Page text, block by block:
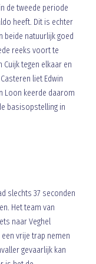
de tweede periode
heeft. Dit is echter
beide natuurlijk goed
reeks voort te
tegen elkaar en
liet Edwin
Loon keerde daarom
basisopstelling in
slechts 37 seconden
Het team van
naar Veghel
vrije trap nemen
gevaarlijk kan